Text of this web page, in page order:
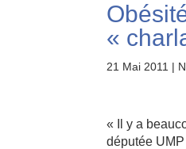
«
21 Mai 2011 |
« Il y a
députée